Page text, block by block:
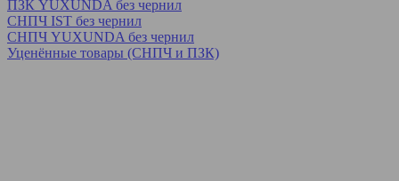
ПЗК YUXUNDA без чернил
СНПЧ IST без чернил
СНПЧ YUXUNDA без чернил
Уценённые товары (СНПЧ и ПЗК)